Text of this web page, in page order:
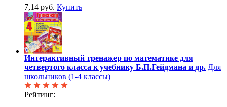
7,14 руб. Купить
Интерактивный тренажер по математике для
четвертого класса к учебнику Б.П.Гейдмана и др. Для
школьников (1-4 классы)
Рейтинг: